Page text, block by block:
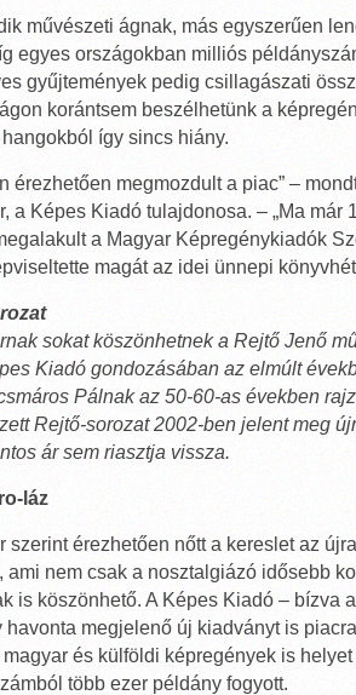
művészeti ágnak, más egyszerűen
egyes országokban milliós
gyűjtemények pedig csillagászati
korántsem beszélhetünk a
így sincs hiány.
érezhetően megmozdult a piac” –
a Képes Kiadó tulajdonosa. – „Ma már
a Magyar Képregénykiadók
magát az idei ünnepi
sokat köszönhetnek a Rejtő Jenő
Kiadó gondozásában az elmúlt
Pálnak az 50-60-as években
Rejtő-sorozat 2002-ben jelent meg
ár sem riasztja vissza.
láz
szerint érezhetően nőtt a kereslet az
ami nem csak a nosztalgiázó idősebb
is köszönhető. A Képes Kiadó – bízva
havonta megjelenő új kiadványt is
és külföldi képregények is
több ezer példány fogyott.